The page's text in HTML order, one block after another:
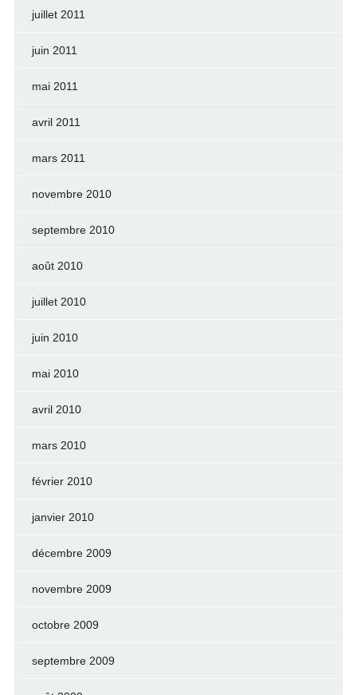
juillet 2011
juin 2011
mai 2011
avril 2011
mars 2011
novembre 2010
septembre 2010
août 2010
juillet 2010
juin 2010
mai 2010
avril 2010
mars 2010
février 2010
janvier 2010
décembre 2009
novembre 2009
octobre 2009
septembre 2009